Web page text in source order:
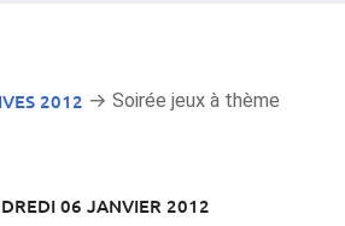
2012 → Soirée jeux à thème
06 JANVIER 2012